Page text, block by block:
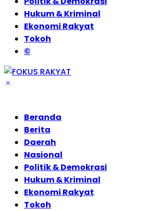
Hukum & Kriminal
Ekonomi Rakyat
Tokoh
©
Beranda
Berita
Daerah
Nasional
Politik & Demokrasi
Hukum & Kriminal
Ekonomi Rakyat
Tokoh